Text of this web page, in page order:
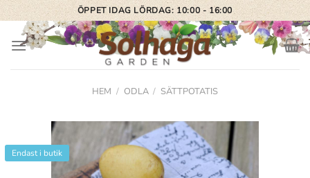
Skip
to
content
ÖPPET IDAG LÖRDAG: 10:00 - 16:00
HEM / ODLA / SÄTTPOTATIS
Endast i butik